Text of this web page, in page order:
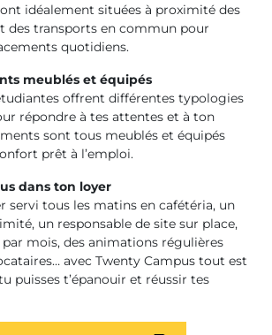
idéalement situées à proximité des
des transports en commun pour
quotidiens.
meublés et équipés
offrent différentes typologies
répondre à tes attentes et à ton
sont tous meublés et équipés
prêt à l’emploi.
dans ton loyer
servi tous les matins en cafétéria, un
un responsable de site sur place,
mois, des animations régulières
avec Twenty Campus tout est
puisses t’épanouir et réussir tes